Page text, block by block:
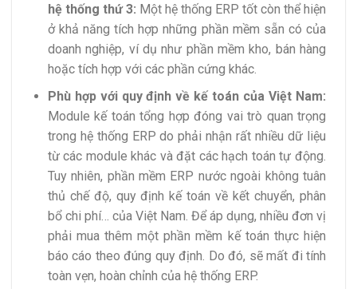
hệ thống thứ 3: Một hệ thống ERP tốt còn thể hiện
ở khả năng tích hợp những phần mềm sẵn có của
doanh nghiệp, ví dụ như phần mềm kho, bán hàng
hoặc tích hợp với các phần cứng khác.
Phù hợp với quy định về kế toán của Việt Nam:
Module kế toán tổng hợp đóng vai trò quan trọng
trong hệ thống ERP do phải nhận rất nhiều dữ liệu
từ các module khác và đặt các hạch toán tự động.
Tuy nhiên, phần mềm ERP nước ngoài không tuân
thủ chế độ, quy định kế toán về kết chuyển, phân
bổ chi phí… của Việt Nam. Để áp dụng, nhiều đơn vị
phải mua thêm một phần mềm kế toán thực hiện
báo cáo theo đúng quy định. Do đó, sẽ mất đi tính
toàn vẹn, hoàn chỉnh của hệ thống ERP.